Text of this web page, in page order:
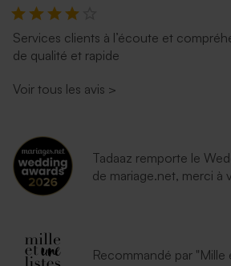
Services clients à l’écoute et
de qualité et rapide
Voir tous les avis >
Tadaaz remporte le
de mariage.net, merci à
Recommandé par "Mille